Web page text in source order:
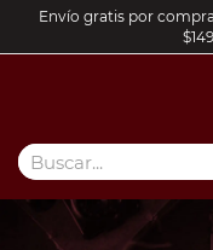
Envío gratis por